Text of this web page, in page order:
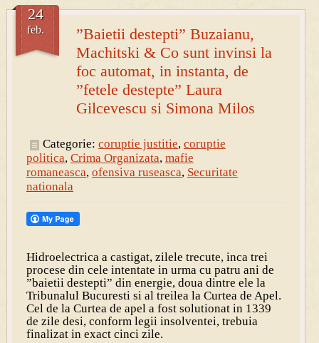
”Baietii destepti” Buzaianu,
Machitski & Co sunt invinsi la
foc automat, in instanta, de
”fetele destepte” Laura
Gilcevescu si Simona Milos
24
feb.
Categorie: coruptie justitie, coruptie
politica, Crima Organizata, mafie
romaneasca, ofensiva ruseasca, Securitate
nationala
Hidroelectrica a castigat, zilele trecute, inca trei
procese din cele intentate in urma cu patru ani de
”baietii destepti” din energie, doua dintre ele la
Tribunalul Bucuresti si al treilea la Curtea de Apel.
Cel de la Curtea de apel a fost solutionat in 1339
de zile desi, conform legii insolventei, trebuia
finalizat in exact cinci zile.